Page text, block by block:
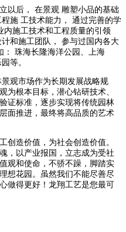
以后， 在景观 雕塑小品的基础
施 工技术能力， 通过完善的学
内施工技术和工程质量的引领
和施工团队， 参与过国内各大
： 珠海长隆海洋公园、上海
等。
观市场作为长期发展战略规
为根本目标，潜心钻研技术、
证标准，逐步实现将传统园林
面推进，最终将高品质的艺术
创造价值，为社会创造价值。
，以产业报国，立志成为受社
观和使命，不骄不躁，脚踏实
想花园。虽然我们不能尽善尽
做得更好！龙翔工艺是您最可